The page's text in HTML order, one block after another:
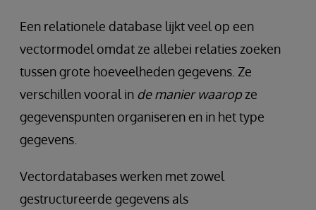
Een relationele database lijkt veel op een
vectormodel omdat ze allebei relaties zoeken
tussen grote hoeveelheden gegevens. Ze
verschillen vooral in de manier waarop ze
gegevenspunten organiseren en in het type
gegevens.
Vectordatabases werken met zowel
gestructureerde gegevens als